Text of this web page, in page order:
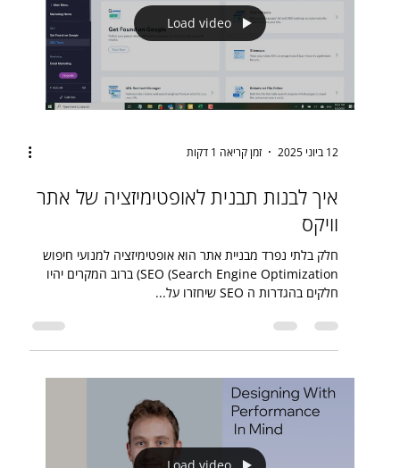
Load video
12 ביוני 2025 זמן קריאה 1 דקות
איך לבנות תבנית לאופטימיזציה של אתר
וויקס
חלק בלתי נפרד מבניית אתר הוא אופטימיזציה למנועי חיפוש
SEO (Search Engine Optimization) ברוב המקרים יהיו
חלקים בהגדרות ה SEO שיחזרו על...